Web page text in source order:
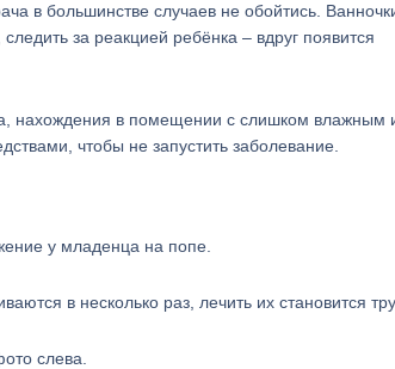
в большинстве случаев не обойтись.
за реакцией ребёнка – вдруг появится
нахождения в помещении с слишком влажным
чтобы не запустить заболевание.
у младенца на попе.
в несколько раз, лечить их становится
слева.